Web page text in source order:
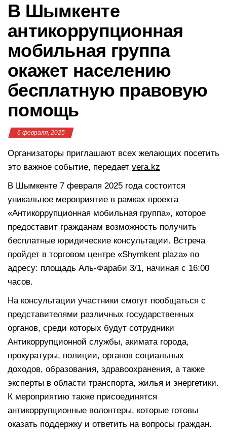
В Шымкенте
антикоррупционная
мобильная группа
окажет населению
бесплатную правовую
помощь
6 февраля, 2025
Организаторы приглашают всех желающих посетить
это важное событие, передает vera.kz
В Шымкенте 7 февраля 2025 года состоится
уникальное мероприятие в рамках проекта
«Антикоррупционная мобильная группа», которое
предоставит гражданам возможность получить
бесплатные юридические консультации. Встреча
пройдет в торговом центре «Shymkent plaza» по
адресу: площадь Аль-Фараби 3/1, начиная с 16:00
часов.
На консультации участники смогут пообщаться с
представителями различных государственных
органов, среди которых будут сотрудники
Антикоррупционной службы, акимата города,
прокуратуры, полиции, органов социальных
доходов, образования, здравоохранения, а также
эксперты в области транспорта, жилья и энергетики.
К мероприятию также присоединятся
антикоррупционные волонтеры, которые готовы
оказать поддержку и ответить на вопросы граждан.